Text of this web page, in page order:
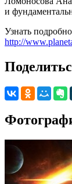
и
Узнать
http://